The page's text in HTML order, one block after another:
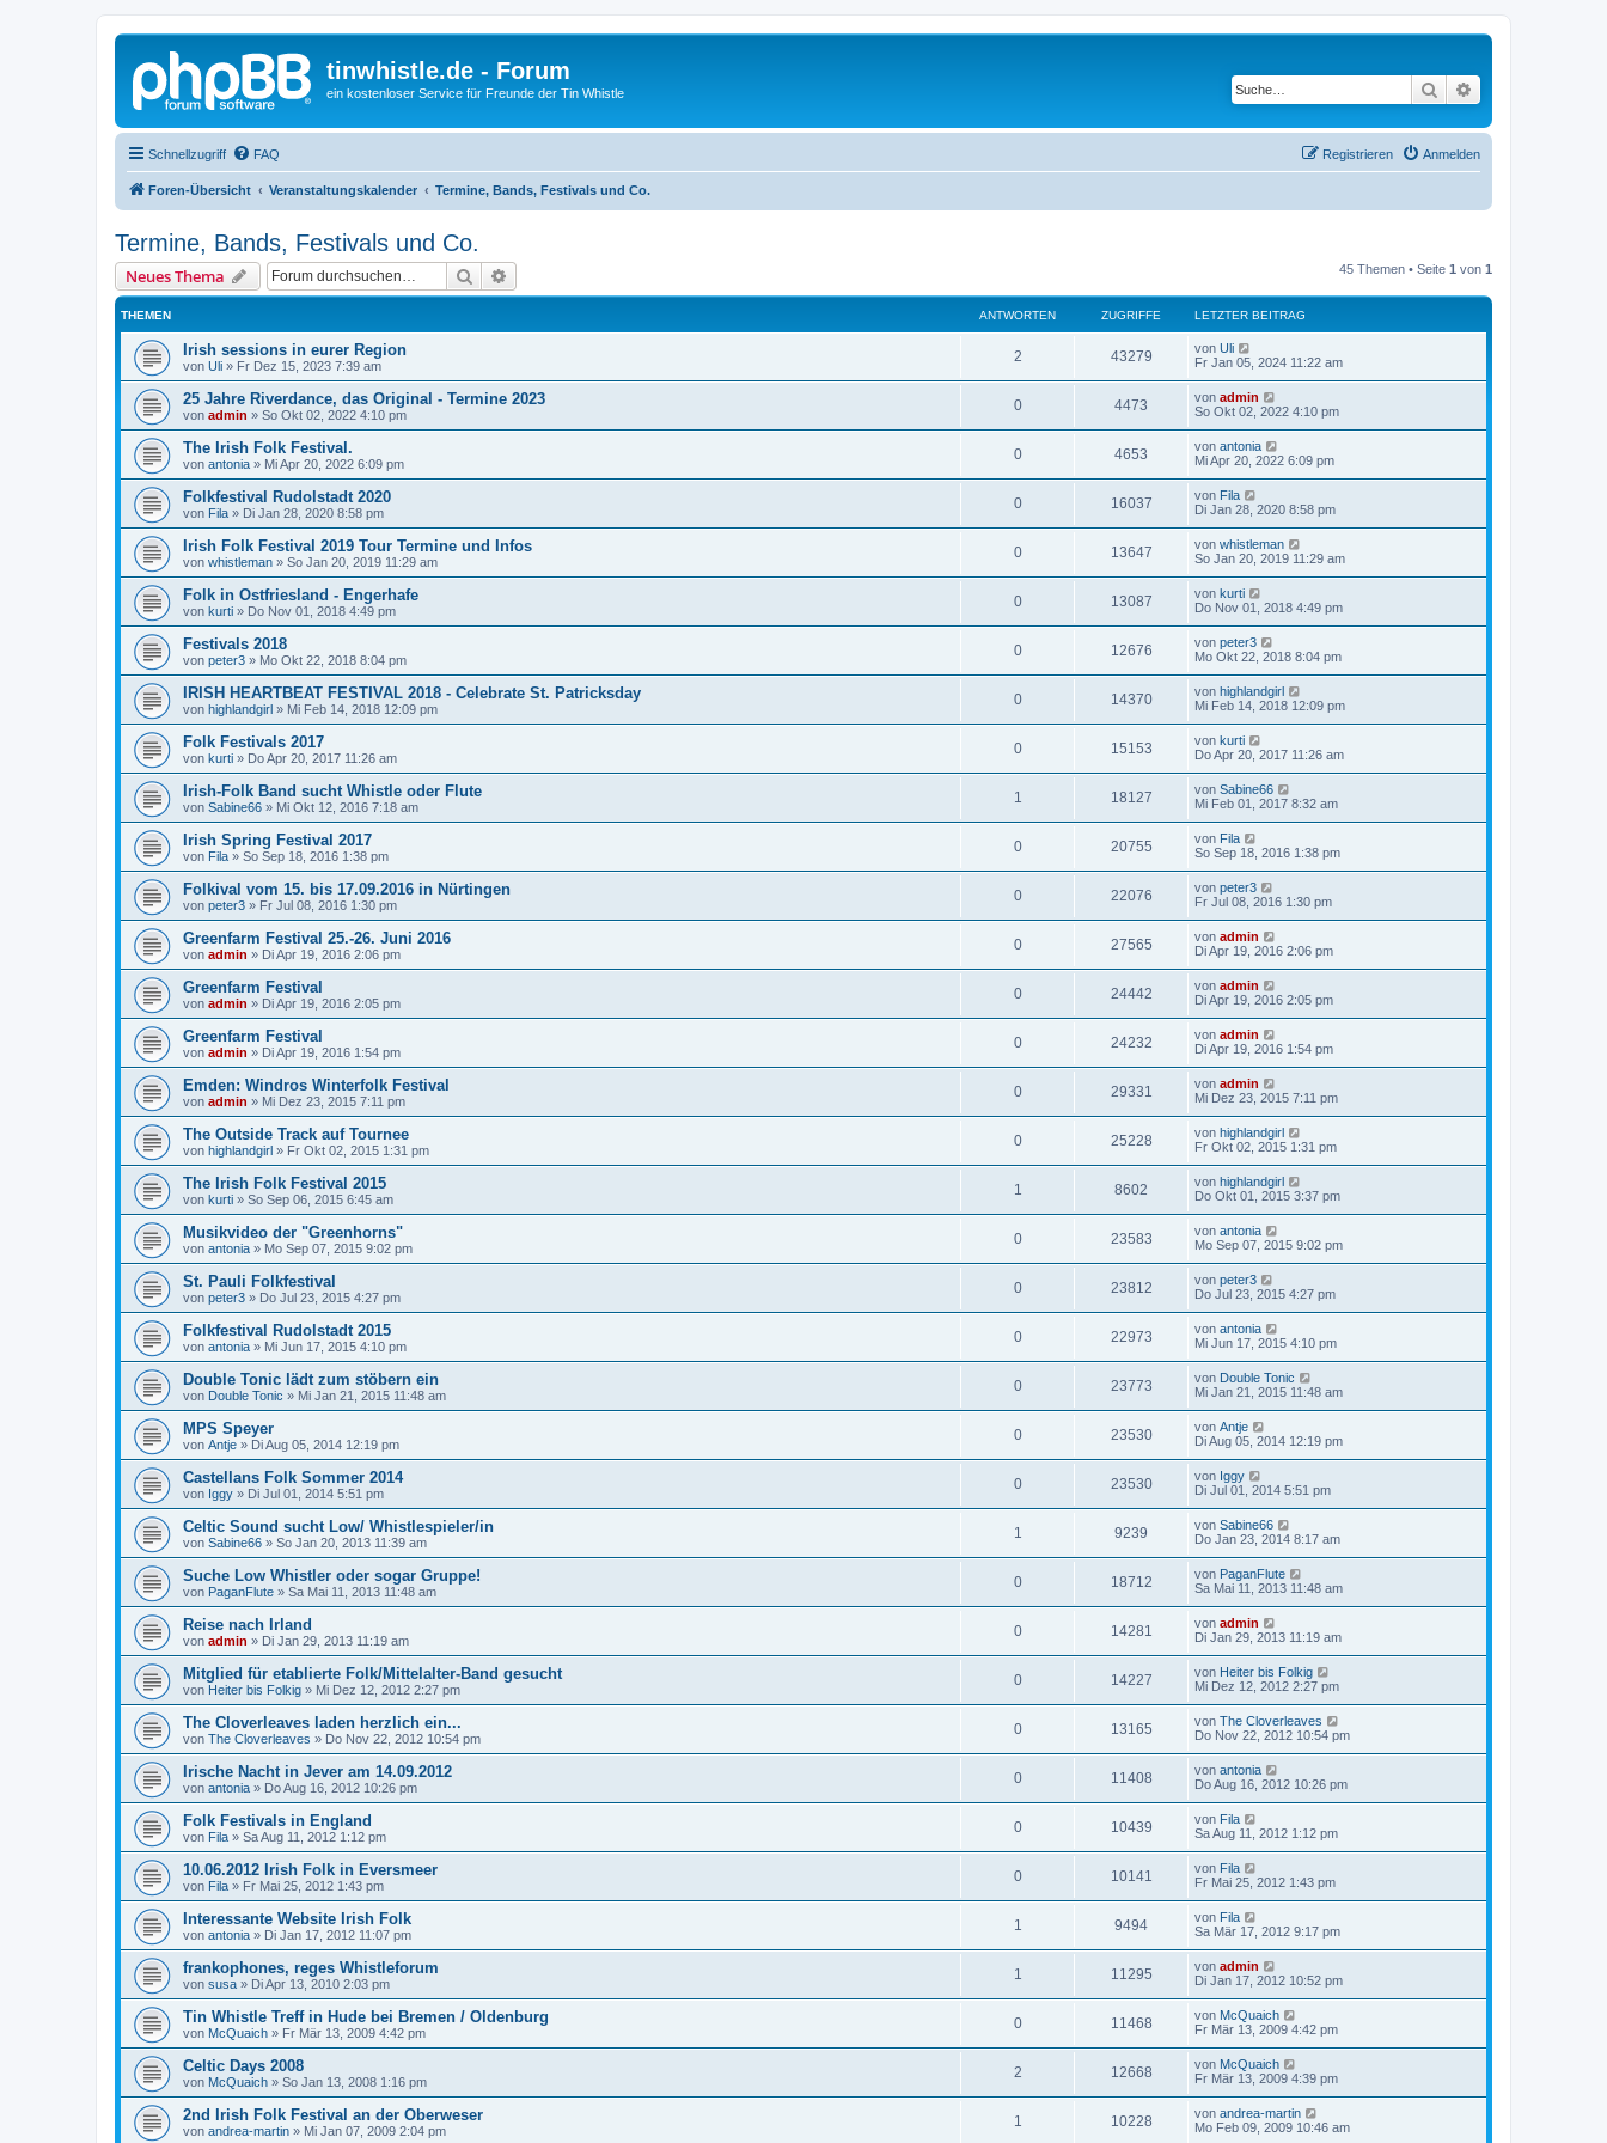
tinwhistle.de - Forum
ein kostenloser Service für Freunde der Tin Whistle Suche
Schnellzugriff FAQ Anmelden
Registrieren
Foren-Übersicht Veranstaltungskalender Termine, Bands, Festivals und Co.
Termine, Bands, Festivals und Co.
Neues Thema Suche 45 Themen • Seite 1 von 1
THEMEN ANTWORTEN ZUGRIFFE LETZTER BEITRAG
Irish sessions in eurer Region
von Uli » Fr Dez 15, 2023 7:39 am
2 43279 von Uli
Fr Jan 05, 2024 11:22 am
25 Jahre Riverdance, das Original - Termine 2023
von admin » So Okt 02, 2022 4:10 pm
0 4473 von admin
So Okt 02, 2022 4:10 pm
The Irish Folk Festival.
von antonia » Mi Apr 20, 2022 6:09 pm
0 4653 von antonia
Mi Apr 20, 2022 6:09 pm
Folkfestival Rudolstadt 2020
von Fila » Di Jan 28, 2020 8:58 pm
0 16037 von Fila
Di Jan 28, 2020 8:58 pm
Irish Folk Festival 2019 Tour Termine und Infos
von whistleman » So Jan 20, 2019 11:29 am
0 13647 von whistleman
So Jan 20, 2019 11:29 am
Folk in Ostfriesland - Engerhafe
von kurti » Do Nov 01, 2018 4:49 pm
0 13087 von kurti
Do Nov 01, 2018 4:49 pm
Festivals 2018
von peter3 » Mo Okt 22, 2018 8:04 pm
0 12676 von peter3
Mo Okt 22, 2018 8:04 pm
IRISH HEARTBEAT FESTIVAL 2018 - Celebrate St. Patricksday
von highlandgirl » Mi Feb 14, 2018 12:09 pm
0 14370 von highlandgirl
Mi Feb 14, 2018 12:09 pm
Folk Festivals 2017
von kurti » Do Apr 20, 2017 11:26 am
0 15153 von kurti
Do Apr 20, 2017 11:26 am
Irish-Folk Band sucht Whistle oder Flute
von Sabine66 » Mi Okt 12, 2016 7:18 am
1 18127 von Sabine66
Mi Feb 01, 2017 8:32 am
Irish Spring Festival 2017
von Fila » So Sep 18, 2016 1:38 pm
0 20755 von Fila
So Sep 18, 2016 1:38 pm
Folkival vom 15. bis 17.09.2016 in Nürtingen
von peter3 » Fr Jul 08, 2016 1:30 pm
0 22076 von peter3
Fr Jul 08, 2016 1:30 pm
Greenfarm Festival 25.-26. Juni 2016
von admin » Di Apr 19, 2016 2:06 pm
0 27565 von admin
Di Apr 19, 2016 2:06 pm
Greenfarm Festival
von admin » Di Apr 19, 2016 2:05 pm
0 24442 von admin
Di Apr 19, 2016 2:05 pm
Greenfarm Festival
von admin » Di Apr 19, 2016 1:54 pm
0 24232 von admin
Di Apr 19, 2016 1:54 pm
Emden: Windros Winterfolk Festival
von admin » Mi Dez 23, 2015 7:11 pm
0 29331 von admin
Mi Dez 23, 2015 7:11 pm
The Outside Track auf Tournee
von highlandgirl » Fr Okt 02, 2015 1:31 pm
0 25228 von highlandgirl
Fr Okt 02, 2015 1:31 pm
The Irish Folk Festival 2015
von kurti » So Sep 06, 2015 6:45 am
1 8602 von highlandgirl
Do Okt 01, 2015 3:37 pm
Musikvideo der "Greenhorns"
von antonia » Mo Sep 07, 2015 9:02 pm
0 23583 von antonia
Mo Sep 07, 2015 9:02 pm
St. Pauli Folkfestival
von peter3 » Do Jul 23, 2015 4:27 pm
0 23812 von peter3
Do Jul 23, 2015 4:27 pm
Folkfestival Rudolstadt 2015
von antonia » Mi Jun 17, 2015 4:10 pm
0 22973 von antonia
Mi Jun 17, 2015 4:10 pm
Double Tonic lädt zum stöbern ein
von Double Tonic » Mi Jan 21, 2015 11:48 am
0 23773 von Double Tonic
Mi Jan 21, 2015 11:48 am
MPS Speyer
von Antje » Di Aug 05, 2014 12:19 pm
0 23530 von Antje
Di Aug 05, 2014 12:19 pm
Castellans Folk Sommer 2014
von Iggy » Di Jul 01, 2014 5:51 pm
0 23530 von Iggy
Di Jul 01, 2014 5:51 pm
Celtic Sound sucht Low/ Whistlespieler/in
von Sabine66 » So Jan 20, 2013 11:39 am
1 9239 von Sabine66
Do Jan 23, 2014 8:17 am
Suche Low Whistler oder sogar Gruppe!
von PaganFlute » Sa Mai 11, 2013 11:48 am
0 18712 von PaganFlute
Sa Mai 11, 2013 11:48 am
Reise nach Irland
von admin » Di Jan 29, 2013 11:19 am
0 14281 von admin
Di Jan 29, 2013 11:19 am
Mitglied für etablierte Folk/Mittelalter-Band gesucht
von Heiter bis Folkig » Mi Dez 12, 2012 2:27 pm
0 14227 von Heiter bis Folkig
Mi Dez 12, 2012 2:27 pm
The Cloverleaves laden herzlich ein...
von The Cloverleaves » Do Nov 22, 2012 10:54 pm
0 13165 von The Cloverleaves
Do Nov 22, 2012 10:54 pm
Irische Nacht in Jever am 14.09.2012
von antonia » Do Aug 16, 2012 10:26 pm
0 11408 von antonia
Do Aug 16, 2012 10:26 pm
Folk Festivals in England
von Fila » Sa Aug 11, 2012 1:12 pm
0 10439 von Fila
Sa Aug 11, 2012 1:12 pm
10.06.2012 Irish Folk in Eversmeer
von Fila » Fr Mai 25, 2012 1:43 pm
0 10141 von Fila
Fr Mai 25, 2012 1:43 pm
Interessante Website Irish Folk
von antonia » Di Jan 17, 2012 11:07 pm
1 9494 von Fila
Sa Mär 17, 2012 9:17 pm
frankophones, reges Whistleforum
von susa » Di Apr 13, 2010 2:03 pm
1 11295 von admin
Di Jan 17, 2012 10:52 pm
Tin Whistle Treff in Hude bei Bremen / Oldenburg
von McQuaich » Fr Mär 13, 2009 4:42 pm
0 11468 von McQuaich
Fr Mär 13, 2009 4:42 pm
Celtic Days 2008
von McQuaich » So Jan 13, 2008 1:16 pm
2 12668 von McQuaich
Fr Mär 13, 2009 4:39 pm
2nd Irish Folk Festival an der Oberweser
von andrea-martin » Mi Jan 07, 2009 2:04 pm
1 10228 von andrea-martin
Mo Feb 09, 2009 10:46 am